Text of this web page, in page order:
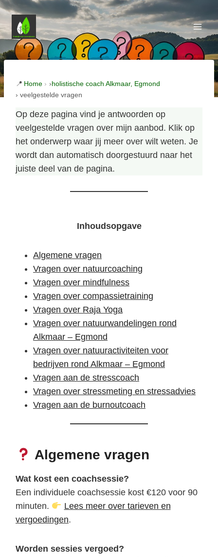
Doorgaan
inhoud
Home ›holistische coach Alkmaar, Egmond
› veelgestelde vragen
Op deze pagina vind je antwoorden op
veelgestelde vragen over mijn aanbod. Klik op
het onderwerp waar jij meer over wilt weten. Je
wordt dan automatisch doorgestuurd naar het
juiste deel van de pagina.
Inhoudsopgave
Algemene vragen
Vragen over natuurcoaching
Vragen over mindfulness
Vragen over compassietraining
Vragen over Raja Yoga
Vragen over natuurwandelingen rond
Alkmaar – Egmond
Vragen over natuuractiviteiten voor
bedrijven rond Alkmaar – Egmond
Vragen aan de stresscoach
Vragen over stressmeting en stressadvies
Vragen aan de burnoutcoach
Algemene vragen
Wat kost een coachsessie?
Een individuele coachsessie kost €120 voor 90
minuten.
Lees meer over tarieven en
vergoedingen.
Worden sessies vergoed?